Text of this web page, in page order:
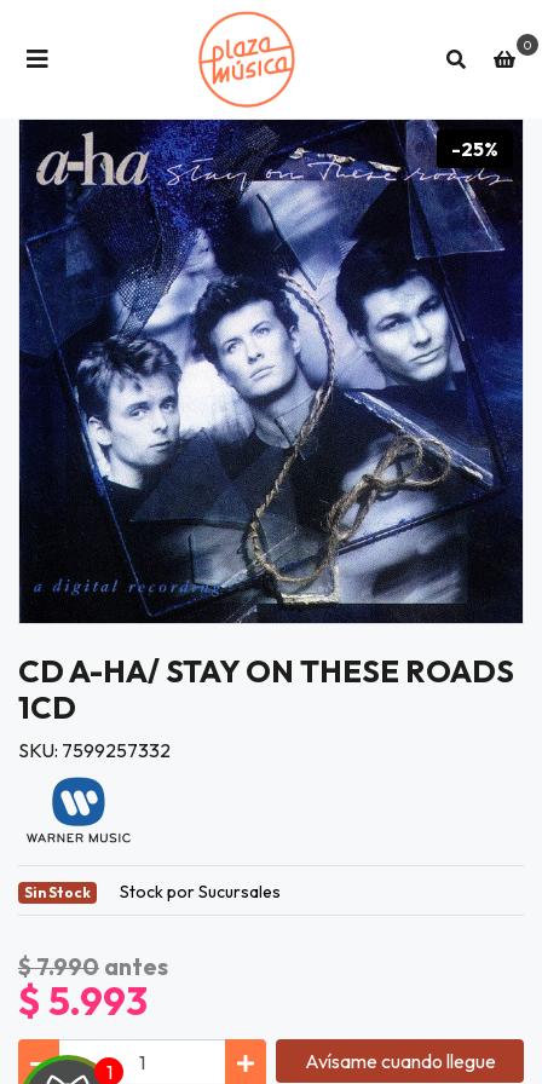
0
-25%
CD A-HA/ STAY ON THESE ROADS
1CD
SKU: 7599257332
Sin Stock Stock por Sucursales
$ 7.990 antes
$ 5.993
Avísame cuando llegue